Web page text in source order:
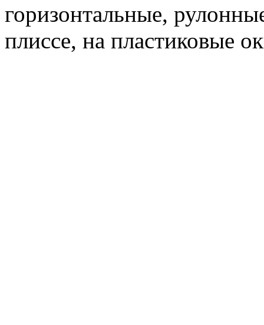
горизонтальные,
плиссе, на пластиковые